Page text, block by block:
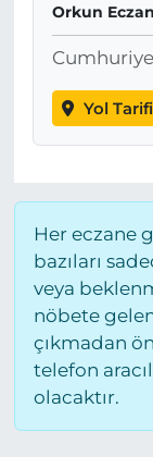
Orkun
Yol
Her eczane
bazıları
veya
nöbete
çıkmadan
telefon
olacaktır.